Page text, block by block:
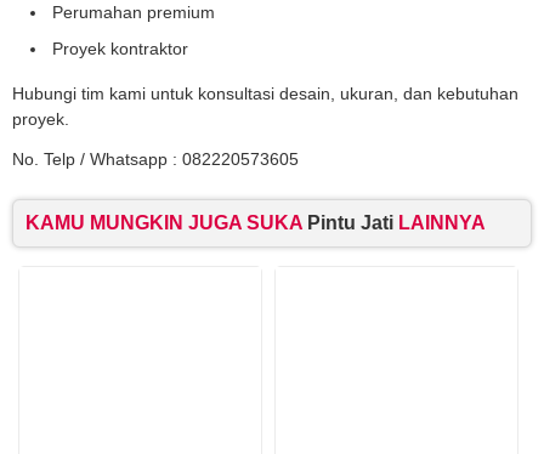
Perumahan premium
Proyek kontraktor
Hubungi tim kami untuk konsultasi desain, ukuran, dan kebutuhan
proyek.
No. Telp / Whatsapp : 082220573605
KAMU MUNGKIN JUGA SUKA Pintu Jati LAINNYA